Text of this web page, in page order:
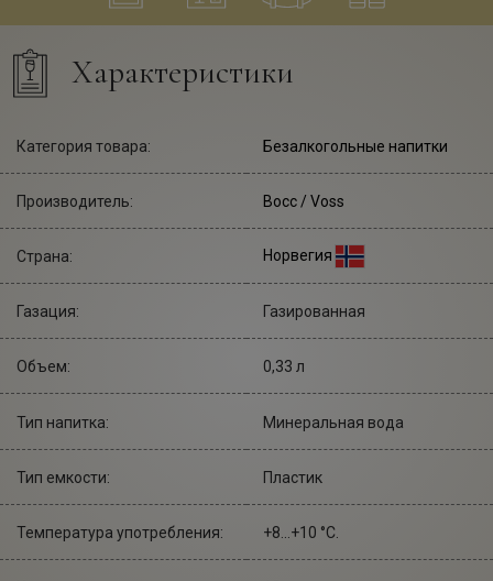
Характеристики
Категория товара: Безалкогольные напитки
Производитель: Восс / Voss
Страна: Норвегия
Газация: Газированная
Объем: 0,33 л
Тип напитка: Минеральная вода
Тип емкости: Пластик
Температура употребления: +8...+10 °С.